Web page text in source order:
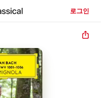
로그인